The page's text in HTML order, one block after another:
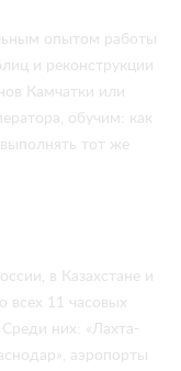
опытом работы
и реконструкции
Камчатки или
обучим: как
тот же
в Казахстане и
всех 11 часовых
них: «Лахта-
аэропорты